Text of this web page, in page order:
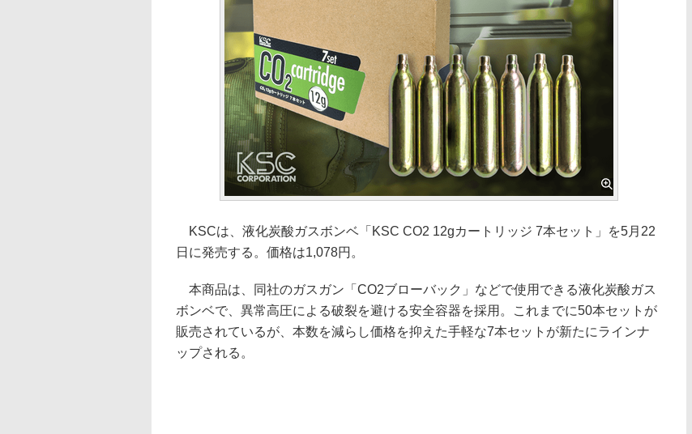
KSCは、液化炭酸ガスボンベ「KSC CO2 12gカートリッジ 7本セット」を5月22
日に発売する。価格は1,078円。
本商品は、同社のガスガン「CO2ブローバック」などで使用できる液化炭酸ガス
ボンベで、異常高圧による破裂を避ける安全容器を採用。これまでに50本セットが
販売されているが、本数を減らし価格を抑えた手軽な7本セットが新たにラインナ
ップされる。